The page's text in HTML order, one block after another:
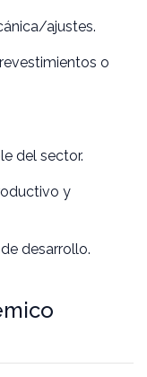
ajustes.
o
del sector.
y
desarrollo.